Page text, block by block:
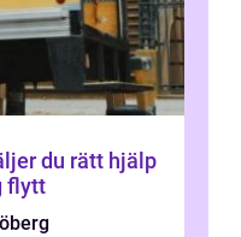
flytt